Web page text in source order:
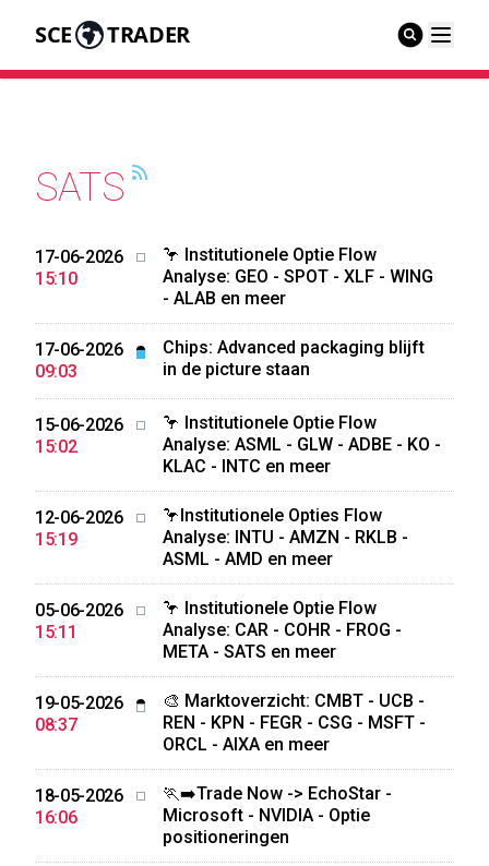
SCE TRADER
SATS
17-06-2026
15:10
🦩 Institutionele Optie Flow
Analyse: GEO - SPOT - XLF - WING
- ALAB en meer
17-06-2026
09:03
Chips: Advanced packaging blijft
in de picture staan
15-06-2026
15:02
🦩 Institutionele Optie Flow
Analyse: ASML - GLW - ADBE - KO -
KLAC - INTC en meer
12-06-2026
15:19
🦩Institutionele Opties Flow
Analyse: INTU - AMZN - RKLB -
ASML - AMD en meer
05-06-2026
15:11
🦩 Institutionele Optie Flow
Analyse: CAR - COHR - FROG -
META - SATS en meer
19-05-2026
08:37
🎨 Marktoverzicht: CMBT - UCB -
REN - KPN - FEGR - CSG - MSFT -
ORCL - AIXA en meer
18-05-2026
16:06
🏃‍➡️Trade Now -> EchoStar -
Microsoft - NVIDIA - Optie
positioneringen